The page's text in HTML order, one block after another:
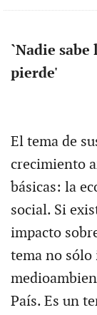
`Nadie
pierde'
El tema de
crecimiento
básicas: la
social. Si
impacto
tema no sólo
País. Es un